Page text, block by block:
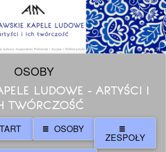
OSOBY
LUDOWE - ARTYŚCI I
TWÓRCZOŚĆ
OSOBY
ZESPOŁY